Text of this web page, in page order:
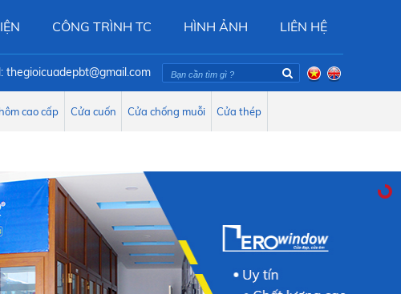
CÔNG TRÌNH TC HÌNH ẢNH LIÊN HỆ
thegioicuadepbt@gmail.com
cao cấp Cửa cuốn Cửa chống muỗi Cửa thép